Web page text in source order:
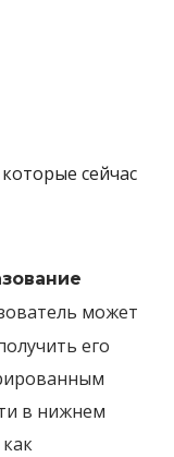
сейчас
может
его
в нижнем